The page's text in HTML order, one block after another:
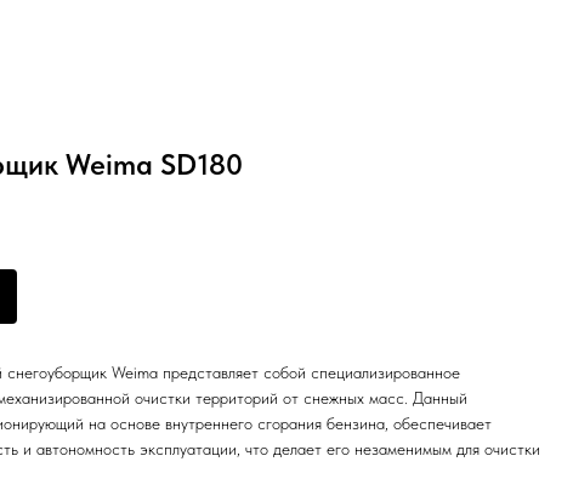
Weima SD180
снегоуборщик Weima представляет собой специализированное
очистки территорий от снежных масс. Данный
на основе внутреннего сгорания бензина, обеспечивает
и автономность эксплуатации, что делает его незаменимым для очистки